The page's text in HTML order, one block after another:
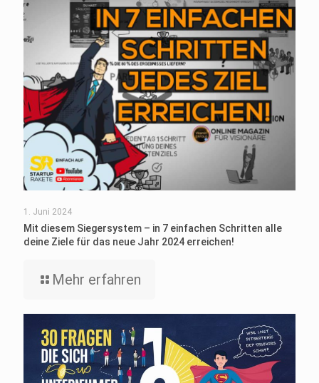
1. Juni 2024
Mit diesem Siegersystem – in 7 einfachen Schritten alle
deine Ziele für das neue Jahr 2024 erreichen!
Mehr erfahren